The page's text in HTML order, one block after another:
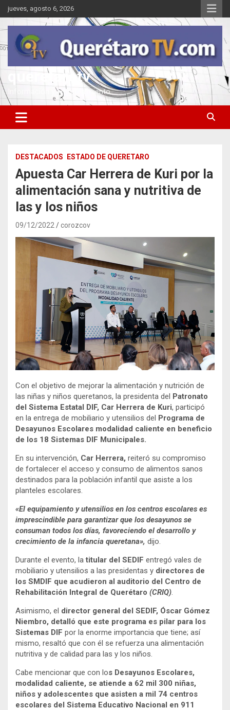
Saltar
al
contenido
jueves, agosto 6, 2026
queretarotv
Información y entretenimiento
DESTACADOS ESTADO DE QUERETARO
Apuesta Car Herrera de Kuri por la
alimentación sana y nutritiva de
las y los niños
09/12/2022 corozcov
Con el objetivo de mejorar la alimentación y nutrición de
las niñas y niños queretanos, la presidenta del Patronato
del Sistema Estatal DIF, Car Herrera de Kuri, participó
en la entrega de mobiliario y utensilios del Programa de
Desayunos Escolares modalidad caliente en beneficio
de los 18 Sistemas DIF Municipales.
En su intervención, Car Herrera, reiteró su compromiso
de fortalecer el acceso y consumo de alimentos sanos
destinados para la población infantil que asiste a los
planteles escolares.
«El equipamiento y utensilios en los centros escolares es
imprescindible para garantizar que los desayunos se
consuman todos los días, favoreciendo el desarrollo y
crecimiento de la infancia queretana», dijo.
Durante el evento, la titular del SEDIF entregó vales de
mobiliario y utensilios a las presidentas y directores de
los SMDIF que acudieron al auditorio del Centro de
Rehabilitación Integral de Querétaro (CRIQ)
Asimismo, el director general del SEDIF, Óscar Gómez
Niembro, detalló que este programa es pilar para los
Sistemas DIF por la enorme importancia que tiene; así
mismo, resaltó que con él se refuerza una alimentación
nutritiva y de calidad para las y los niños.
Cabe mencionar que con los Desayunos Escolares,
modalidad caliente, se atiende a 62 mil 300 niñas,
niños y adolescentes que asisten a mil 74 centros
escolares del Sistema Educativo Nacional en 911